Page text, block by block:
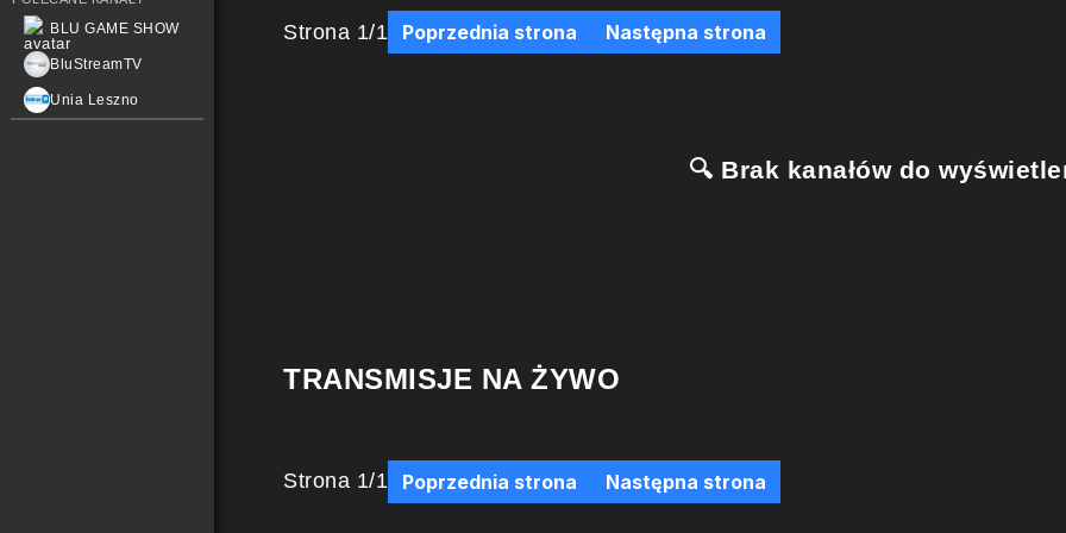
BLU GAME SHOW
BluStreamTV
Unia Leszno
Strona 1/1 Poprzednia strona Następna strona
🔍 Brak kanałów do
TRANSMISJE NA ŻYWO
Strona 1/1 Poprzednia strona Następna strona